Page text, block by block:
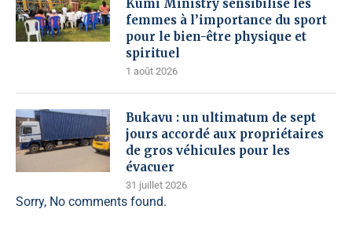
Kumi Ministry sensibilise les
femmes à l’importance du sport
pour le bien-être physique et
spirituel
1 août 2026
Bukavu : un ultimatum de sept
jours accordé aux propriétaires
de gros véhicules pour les
évacuer
31 juillet 2026
Sorry, No comments found.